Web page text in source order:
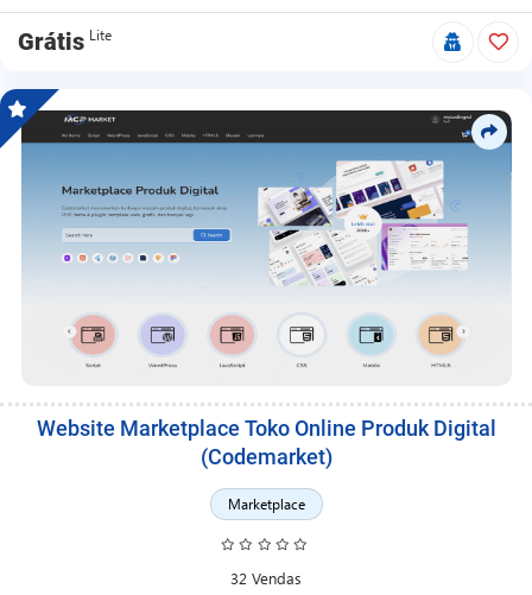
Grátis Lite
Website Marketplace Toko Online Produk Digital
(Codemarket)
Marketplace
32 Vendas